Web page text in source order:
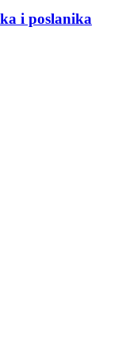
i poslanika